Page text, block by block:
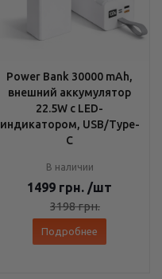
Power Bank 30000 mAh,
внешний аккумулятор
22.5W с LED-
индикатором, USB/Type-
C
В наличии
1499 грн. /шт
3198грн.
Подробнее